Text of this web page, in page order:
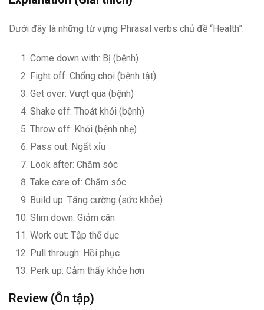
Dưới đây là những từ vựng Phrasal verbs chủ đề “Health”:
Come down with: Bị (bệnh)
Fight off: Chống chọi (bệnh tật)
Get over: Vượt qua (bệnh)
Shake off: Thoát khỏi (bệnh)
Throw off: Khỏi (bệnh nhẹ)
Pass out: Ngất xỉu
Look after: Chăm sóc
Take care of: Chăm sóc
Build up: Tăng cường (sức khỏe)
Slim down: Giảm cân
Work out: Tập thể dục
Pull through: Hồi phục
Perk up: Cảm thấy khỏe hơn
Review (Ôn tập)